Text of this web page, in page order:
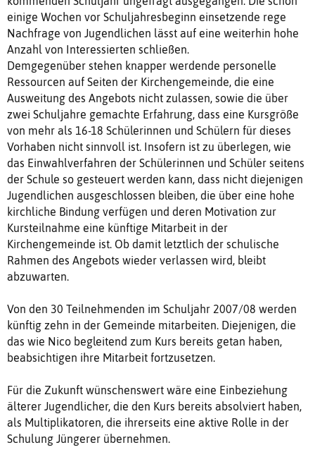
einige Wochen vor Schuljahresbeginn einsetzende rege
Nachfrage von Jugendlichen lässt auf eine weiterhin hohe
Anzahl von Interessierten schließen.
Demgegenüber stehen knapper werdende personelle
Ressourcen auf Seiten der Kirchengemeinde, die eine
Ausweitung des Angebots nicht zulassen, sowie die über
zwei Schuljahre gemachte Erfahrung, dass eine Kursgröße
von mehr als 16-18 Schülerinnen und Schülern für dieses
Vorhaben nicht sinnvoll ist. Insofern ist zu überlegen, wie
das Einwahlverfahren der Schülerinnen und Schüler seitens
der Schule so gesteuert werden kann, dass nicht diejenigen
Jugendlichen ausgeschlossen bleiben, die über eine hohe
kirchliche Bindung verfügen und deren Motivation zur
Kursteilnahme eine künftige Mitarbeit in der
Kirchengemeinde ist. Ob damit letztlich der schulische
Rahmen des Angebots wieder verlassen wird, bleibt
abzuwarten.
Von den 30 Teilnehmenden im Schuljahr 2007/08 werden
künftig zehn in der Gemeinde mitarbeiten. Diejenigen, die
das wie Nico begleitend zum Kurs bereits getan haben,
beabsichtigen ihre Mitarbeit fortzusetzen.
Für die Zukunft wünschenswert wäre eine Einbeziehung
älterer Jugendlicher, die den Kurs bereits absolviert haben,
als Multiplikatoren, die ihrerseits eine aktive Rolle in der
Schulung Jüngerer übernehmen.